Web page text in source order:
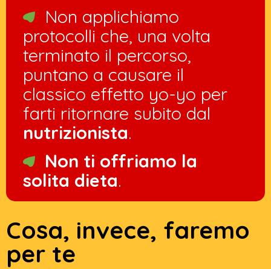
Non applichiamo
protocolli che, una volta
terminato il percorso,
puntano a causare il
classico effetto yo-yo per
farti ritornare subito dal
nutrizionista.
Non ti offriamo la
solita dieta.
Cosa, invece, faremo
per te